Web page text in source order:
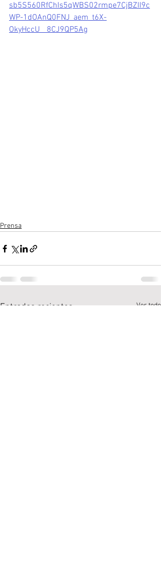
sb5S560RfChIs5qWBS02rmpe7CjBZII9c
WP-1dOAnQ0FNJ_aem_t6X-
OkyHccU__8CJ9QP5Ag
Prensa
Entradas recientes Ver todo